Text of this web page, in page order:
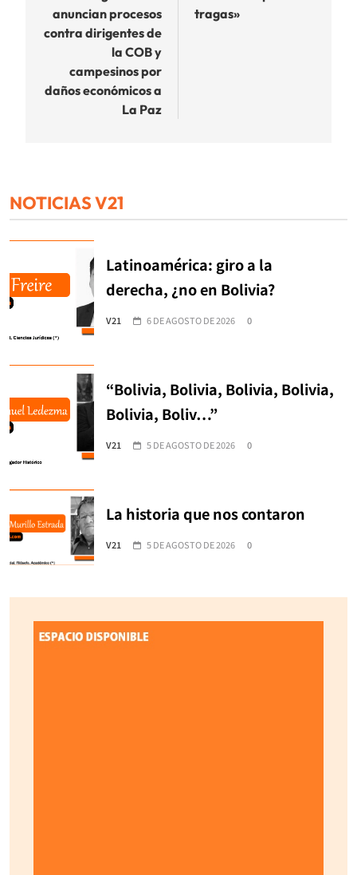
entradas
anuncian procesos
contra dirigentes de
la COB y
campesinos por
daños económicos a
La Paz
tragas»
NOTICIAS V21
Latinoamérica: giro a la
derecha, ¿no en Bolivia?
V21 6 DE AGOSTO DE 2026 0
“Bolivia, Bolivia, Bolivia, Bolivia,
Bolivia, Boliv…”
V21 5 DE AGOSTO DE 2026 0
La historia que nos contaron
V21 5 DE AGOSTO DE 2026 0